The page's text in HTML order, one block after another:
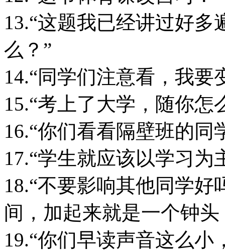
13.“这题我已经讲过好
么？”
14.“同学们注意看，我要
15.“考上了大学，随你怎
16.“你们看看隔壁班的同
17.“学生就应该以学习
18.“不要影响其他同学
间，加起来就是一个钟头
19.“你们早读声音这么小